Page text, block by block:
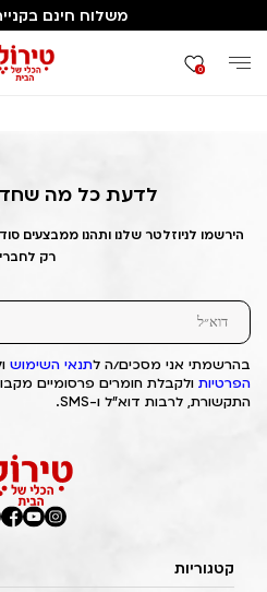
משלוח חינם בקנייה
0
דף הבית 06/28 1751086162
לדעת כל מה
הירשמו לניוזלטר שלנו ותהנו ממבצעים
רק
בהרשמתי אני מסכים/ה לתנאי השימוש
הפרטיות ולקבלת חומרים פרסומיים
התקשורת, לרבות דוא"ל ו-SMS.
קטגוריות